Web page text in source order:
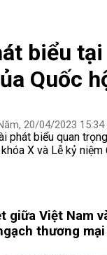
biểu tại
Quốc
20/04/2023 15:34
phát biểu quan
X và Lễ kỷ niệm
giữa Việt Nam
thương